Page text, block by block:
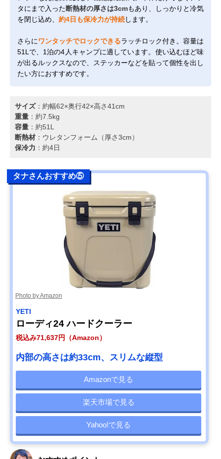
タにまで入った断熱材の厚さは3cmもあり、しっかりと冷気
を閉じ込め、 約4日も保冷力が持続します。
さらにワンタッチでロックできるラッチロック付き。容量は
51Lで、1泊の4人キャンプに適しています。使い込むほど味
が出るルックスなので、ステッカーなどを貼って個性を出し
たい方におすすめです。
サイズ：約幅62×奥行42×高さ41cm
重量 ：約7.5kg
容量 ：約51L
断熱材 ：ウレタンフォーム（厚さ3cm）
保冷力 ：約4日
タナさんおすすめ⑤
Photo by Amazon
YETI
ローディ24 ハードクーラー
税込み71,637円（Amazon）
内部の高さは約33cm、スリムな縦型
Amazonで見る
楽天市場で見る
Yahoo!で見る